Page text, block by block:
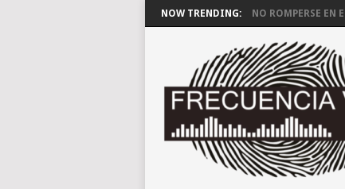
NOW TRENDING: NO ROMPERSE EN